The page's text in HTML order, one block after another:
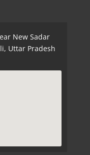
New Sadar
Uttar Pradesh